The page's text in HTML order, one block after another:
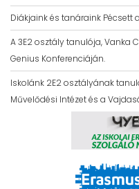
Diákjaink és tanáraink Pécsett
A 3E2 osztály tanulója, Vanka
Genius Konferenciáján.
Iskolánk 2E2 osztályának
Művelődési Intézet és a